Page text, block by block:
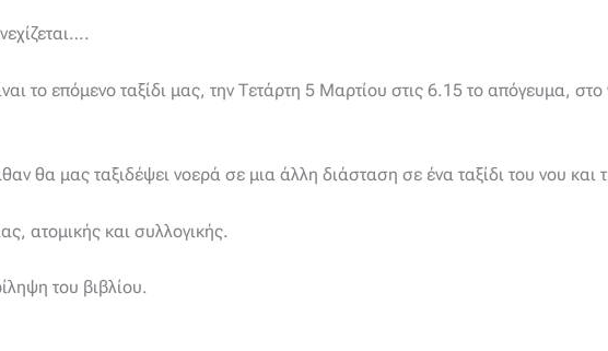
το επόμενο ταξίδι μας, την Τετάρτη 5 Μαρτίου στις 6.15 το απόγευμα,
θα μας ταξιδέψει νοερά σε μια άλλη διάσταση σε ένα ταξίδι του νου και
ατομικής και συλλογικής.
του βιβλίου.